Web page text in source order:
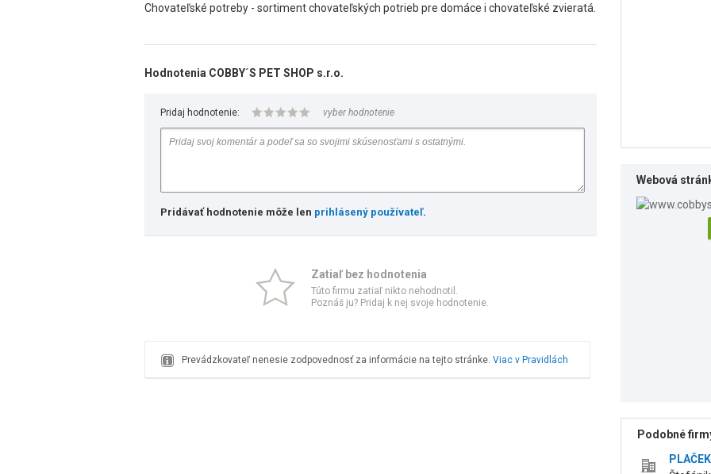
Chovateľské potreby - sortiment chovateľských potrieb pre domáce i chovateľské zvieratá.
Hodnotenia COBBY´S PET SHOP s.r.o.
Pridaj hodnotenie: vyber hodnotenie
Pridávať hodnotenie môže len prihlásený používateľ.
Zatiaľ bez hodnotenia
Túto firmu zatiaľ nikto nehodnotil.
Poznáš ju? Pridaj k nej svoje hodnotenie.
Prevádzkovateľ nenesie zodpovednosť za informácie na tejto stránke. Viac v Pravidlách
Webová
Podobné